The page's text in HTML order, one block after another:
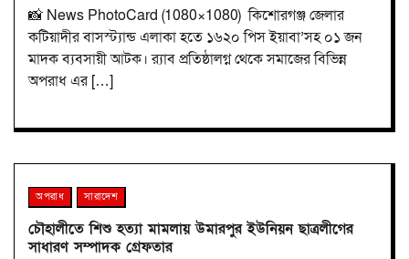
📸 News PhotoCard (1080×1080) কিশোরগঞ্জ জেলার
কটিয়াদীর বাসস্ট্যান্ড এলাকা হতে ১৬২০ পিস ইয়াবা’সহ ০১ জন
মাদক ব্যবসায়ী আটক। র‌্যাব প্রতিষ্ঠালগ্ন থেকে সমাজের বিভিন্ন
অপরাধ এর […]
অপরাধ সারাদেশ
চৌহালীতে শিশু হত্যা মামলায় উমারপুর ইউনিয়ন ছাত্রলীগের
সাধারণ সম্পাদক গ্রেফতার